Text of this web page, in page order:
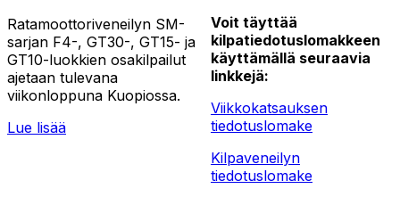
Ratamoottoriveneilyn SM-
sarjan F4-, GT30-, GT15- ja
GT10-luokkien osakilpailut
ajetaan tulevana
viikonloppuna Kuopiossa.
Lue lisää
Voit täyttää
kilpatiedotuslomakkeen
käyttämällä seuraavia
linkkejä:
Viikkokatsauksen
tiedotuslomake
Kilpaveneilyn
tiedotuslomake